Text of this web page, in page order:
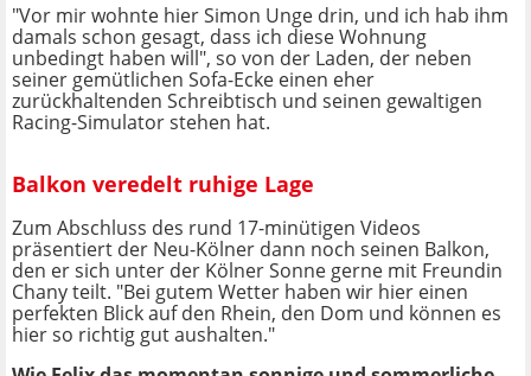
"Vor mir wohnte hier Simon Unge drin, und ich hab ihm
damals schon gesagt, dass ich diese Wohnung
unbedingt haben will", so von der Laden, der neben
seiner gemütlichen Sofa-Ecke einen eher
zurückhaltenden Schreibtisch und seinen gewaltigen
Racing-Simulator stehen hat.
Balkon veredelt ruhige Lage
Zum Abschluss des rund 17-minütigen Videos
präsentiert der Neu-Kölner dann noch seinen Balkon,
den er sich unter der Kölner Sonne gerne mit Freundin
Chany teilt. "Bei gutem Wetter haben wir hier einen
perfekten Blick auf den Rhein, den Dom und können es
hier so richtig gut aushalten."